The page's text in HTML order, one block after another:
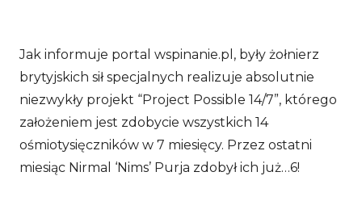
Jak informuje portal wspinanie.pl, były żołnierz
brytyjskich sił specjalnych realizuje absolutnie
niezwykły projekt “Project Possible 14/7”, którego
założeniem jest zdobycie wszystkich 14
ośmiotysięczników w 7 miesięcy. Przez ostatni
miesiąc Nirmal ‘Nims’ Purja zdobył ich już…6!